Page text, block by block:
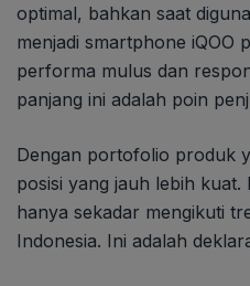
optimal, bahkan saat
menjadi smartphone iQOO
performa mulus dan
panjang ini adalah poin
Dengan portofolio produk
posisi yang jauh lebih kuat.
hanya sekadar mengikuti
Indonesia. Ini adalah